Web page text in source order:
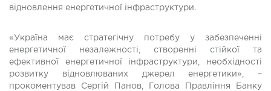
відновлення енергетичної інфраструктури.
«Україна має стратегічну потребу у забезпеченні
енергетичної незалежності, створенні стійкої та
ефективної енергетичної інфраструктури, необхідності
розвитку відновлюваних джерел енергетики», –
прокоментував Сергій Панов, Голова Правління Банку